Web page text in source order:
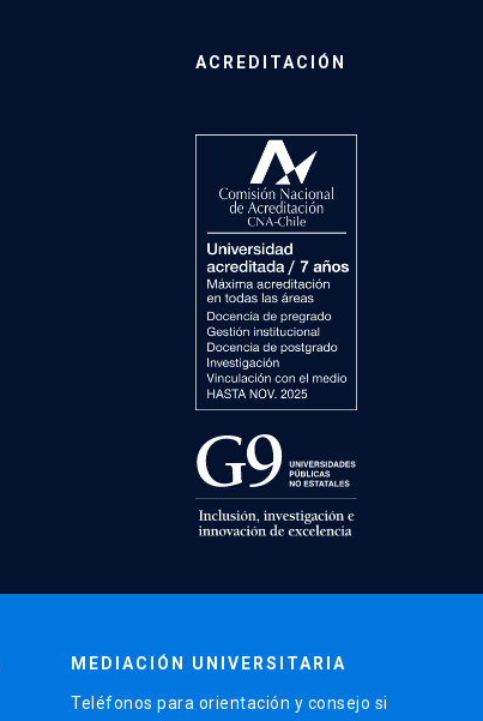
ACREDITACIÓN
MEDIACIÓN UNIVERSITARIA
Teléfonos para orientación y consejo si